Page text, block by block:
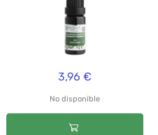
3,96 €
No disponible